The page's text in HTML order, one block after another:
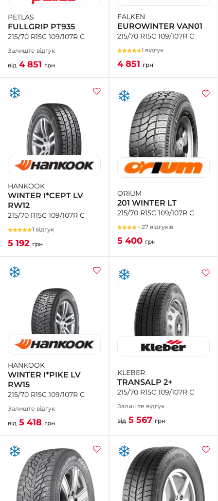
PETLAS
FULLGRIP PT935
215/70 R15C 109/107R C
Залиште відгук
від 4 851 грн
FALKEN
EUROWINTER VAN01
215/70 R15C 109/107R C
1 відгук
4 851 грн
HANKOOK
WINTER I*CEPT LV
RW12
215/70 R15C 109/107R C
1 відгук
5 192 грн
ORIUM
201 WINTER LT
215/70 R15C 109/107R C
27 відгуків
5 400 грн
HANKOOK
WINTER I*PIKE LV
RW15
215/70 R15C 109/107R C
Залиште відгук
від 5 418 грн
KLEBER
TRANSALP 2+
215/70 R15C 109/107R C
Залиште відгук
від 5 567 грн